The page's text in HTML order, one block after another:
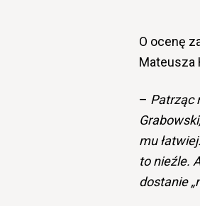
O ocenę
Mateusza
– Patrząc
mu
to nieźle.
dostanie